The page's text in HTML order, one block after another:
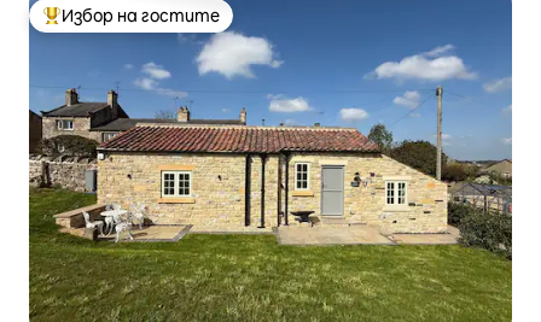
Най-популярен избор на гостите
Избор на гостите